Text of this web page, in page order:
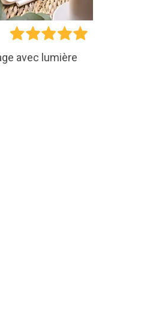
avec lumière